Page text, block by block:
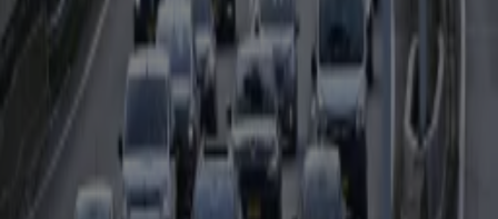
Verkeer
Dit weekend de weg op? Let op! ANWB waarschuwt voor extra drukte
10 juli 2024, 17:06
Verkeer
Oranje-invasie begint vroeg: nu al file richting Dortmund
10 juli 2024, 07:52
Grote vertraging op de A2 bij Culemborg door ongeval